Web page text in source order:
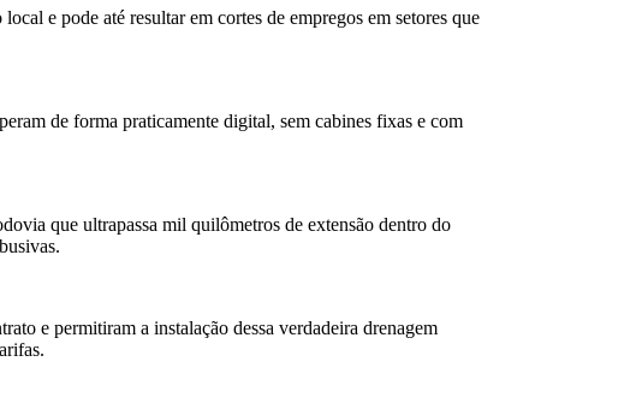
e pode até resultar em cortes de empregos em setores que
de forma praticamente digital, sem cabines fixas e com
que ultrapassa mil quilômetros de extensão dentro do
e permitiram a instalação dessa verdadeira drenagem